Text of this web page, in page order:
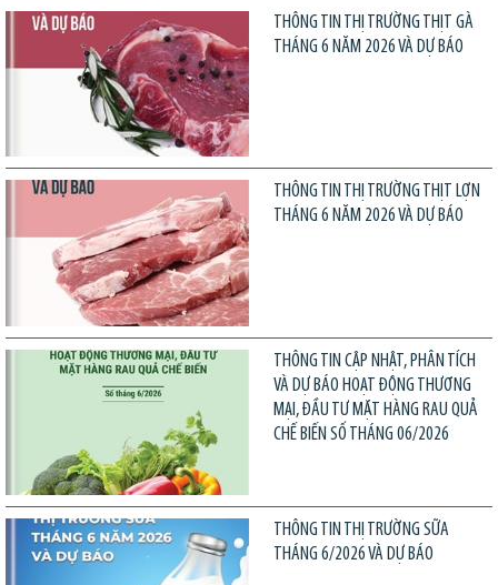
THÔNG TIN THỊ TRƯỜNG THỊT GÀ
THÁNG 6 NĂM 2026 VÀ DỰ BÁO
THÔNG TIN THỊ TRƯỜNG THỊT LỢN
THÁNG 6 NĂM 2026 VÀ DỰ BÁO
THÔNG TIN CẬP NHẬT, PHÂN TÍCH
VÀ DỰ BÁO HOẠT ĐỘNG THƯƠNG
MẠI, ĐẦU TƯ MẶT HÀNG RAU QUẢ
CHẾ BIẾN SỐ THÁNG 06/2026
THÔNG TIN THỊ TRƯỜNG SỮA
THÁNG 6/2026 VÀ DỰ BÁO